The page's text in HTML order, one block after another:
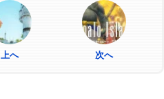
上へ 次へ